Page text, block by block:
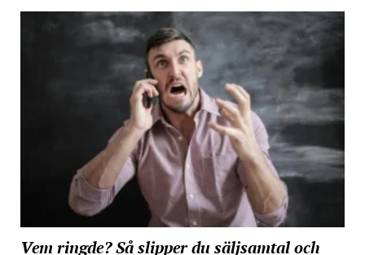
Vem ringde? Så slipper du säljsamtal och